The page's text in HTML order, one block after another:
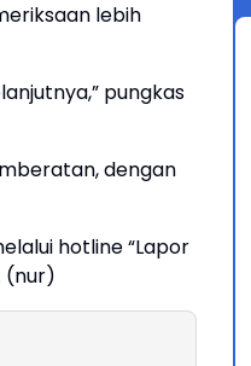
lebih
pungkas
dengan
hotline “Lapor
(nur)